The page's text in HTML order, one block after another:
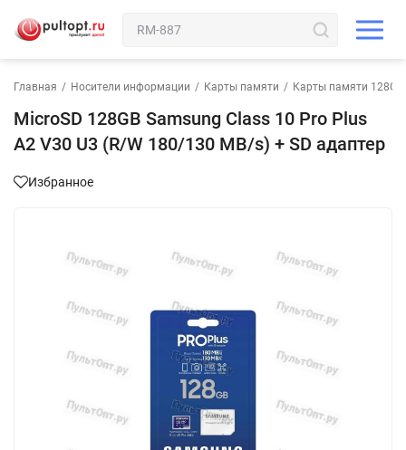
Главная / Носители информации / Карты памяти / Карты памяти 128GB
MicroSD 128GB Samsung Class 10 Pro Plus
A2 V30 U3 (R/W 180/130 MB/s) + SD адаптер
Избранное